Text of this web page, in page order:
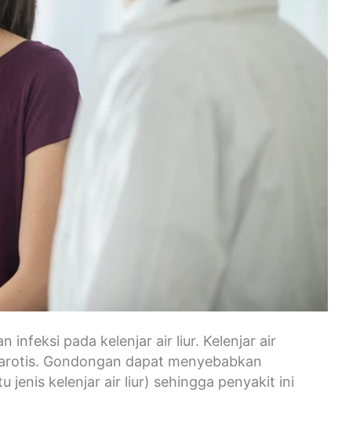
infeksi pada kelenjar air liur. Kelenjar air
Gondongan dapat menyebabkan
jenis kelenjar air liur) sehingga penyakit ini